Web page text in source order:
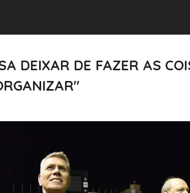
DEIXAR DE FAZER AS